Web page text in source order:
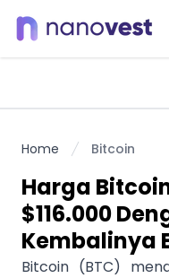
Home Bitcoin
Harga
$116.000
Kembalinya
Bitcoin (BTC)